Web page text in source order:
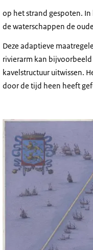
op het strand gespoten.
de waterschappen de
Deze adaptieve
rivierarm kan
kavelstructuur uitwissen.
door de tijd heen heeft